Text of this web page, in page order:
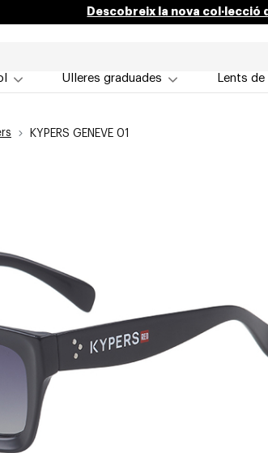
Descobreix la nova col·lecció
Ulleres graduades Lents
KYPERS GENEVE 01